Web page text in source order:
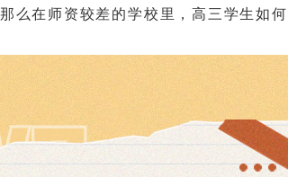
么在师资较差的学校里，高三学生如